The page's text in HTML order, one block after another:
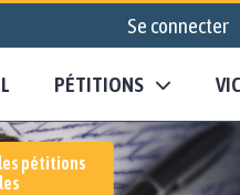
Se connecter
PÉTITIONS
pétitions